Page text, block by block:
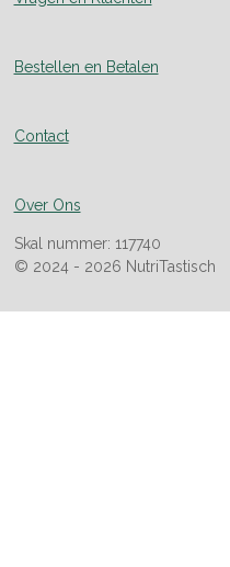
Bestellen en Betalen
Contact
Over Ons
Skal nummer: 117740
© 2024 - 2026 NutriTastisch